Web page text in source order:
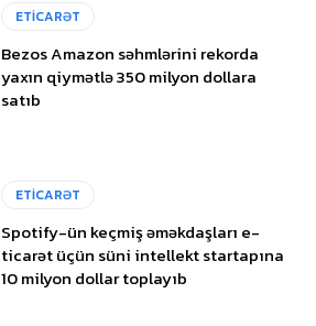
ETİCARƏT
Bezos Amazon səhmlərini rekorda
yaxın qiymətlə 350 milyon dollara
satıb
ETİCARƏT
Spotify-ün keçmiş əməkdaşları e-
ticarət üçün süni intellekt startapına
10 milyon dollar toplayıb